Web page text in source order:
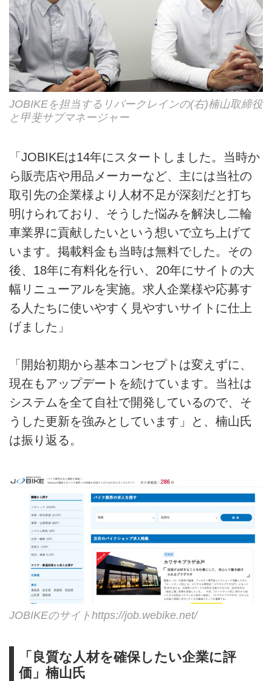
JOBIKEを担当するリバークレインの(右)楠山取締役
と甲斐サブマネージャー
「JOBIKEは14年にスタートしました。当時か
ら販売店や用品メーカーなど、主には当社の
取引先の企業様より人材不足が深刻だと打ち
明けられており、そうした悩みを解決し二輪
車業界に貢献したいという想いで立ち上げて
います。掲載料金も当時は無料でした。その
後、18年に有料化を行い、20年にサイトの大
幅リニューアルを実施。求人企業様や応募す
る人たちに使いやすく見やすいサイトに仕上
げました」
「開始初期から基本コンセプトは変えずに、
現在もアップデートを続けています。当社は
システムを全て自社で開発しているので、そ
うした更新を強みとしています」と、楠山氏
は振り返る。
JOBIKEのサイトhttps://job.webike.net/
「良質な人材を確保したい企業に評
価」楠山氏